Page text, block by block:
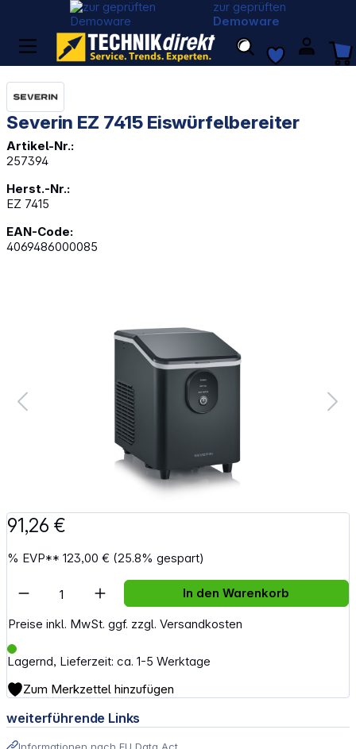
zur geprüften
Demoware
Severin EZ 7415 Eiswürfelbereiter
Artikel-Nr.:
257394
Herst.-Nr.:
EZ 7415
EAN-Code:
4069486000085
91,26 €
% EVP**123,00 € (25.8% gespart)
Preise inkl. MwSt. ggf. zzgl. Versandkosten
Lagernd, Lieferzeit: ca. 1-5 Werktage
Artikel Anzahl: Gib den gewünschten
In den Warenkorb
Zum Merkzettel hinzufügen
weiterführende Links